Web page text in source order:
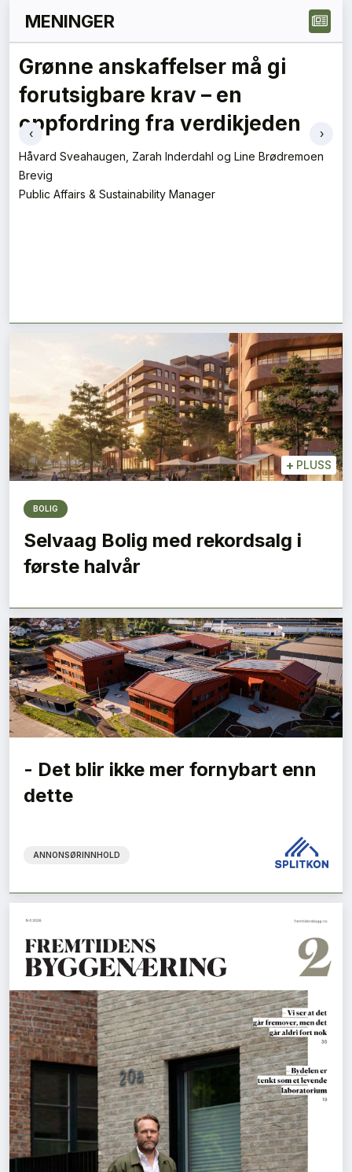
MENINGER
Grønne anskaffelser må gi
forutsigbare krav – en
oppfordring fra verdikjeden
Håvard Sveahaugen, Zarah Inderdahl og Line Brødremoen
Brevig
Public Affairs & Sustainability Manager
‹ ›
+ PLUSS
BOLIG
Selvaag Bolig med rekordsalg i
første halvår
- Det blir ikke mer fornybart enn
dette
ANNONSØRINNHOLD